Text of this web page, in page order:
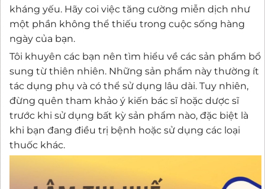
kháng yếu. Hãy coi việc tăng cường miễn dịch như
một phần không thể thiếu trong cuộc sống hàng
ngày của bạn.
Tôi khuyên các bạn nên tìm hiểu về các sản phẩm bổ
sung từ thiên nhiên. Những sản phẩm này thường ít
tác dụng phụ và có thể sử dụng lâu dài. Tuy nhiên,
đừng quên tham khảo ý kiến bác sĩ hoặc dược sĩ
trước khi sử dụng bất kỳ sản phẩm nào, đặc biệt là
khi bạn đang điều trị bệnh hoặc sử dụng các loại
thuốc khác.